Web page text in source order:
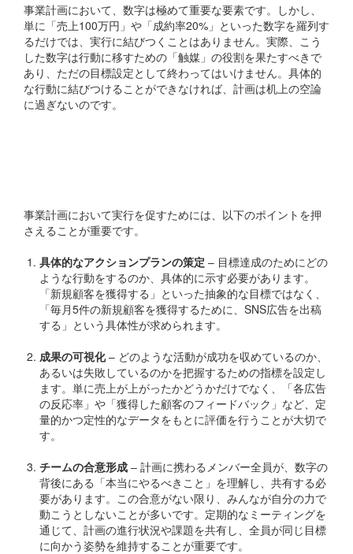
事業計画において、数字は極めて重要な要素です。しかし、
単に「売上100万円」や「成約率20%」といった数字を羅列す
るだけでは、実行に結びつくことはありません。実際、こう
した数字は行動に移すための「触媒」の役割を果たすべきで
あり、ただの目標設定として終わってはいけません。具体的
な行動に結びつけることができなければ、計画は机上の空論
に過ぎないのです。
事業計画において実行を促すためには、以下のポイントを押
さえることが重要です。
具体的なアクションプランの策定 – 目標達成のためにどの
ような行動をするのか、具体的に示す必要があります。
「新規顧客を獲得する」といった抽象的な目標ではなく、
「毎月5件の新規顧客を獲得するために、SNS広告を出稿
する」という具体性が求められます。
成果の可視化– どのような活動が成功を収めているのか、
あるいは失敗しているのかを把握するための指標を設定し
ます。単に売上が上がったかどうかだけでなく、「各広告
の反応率」や「獲得した顧客のフィードバック」など、定
量的かつ定性的なデータをもとに評価を行うことが大切で
す。
チームの合意形成 – 計画に携わるメンバー全員が、数字の
背後にある「本当にやるべきこと」を理解し、共有する必
要があります。この合意がない限り、みんなが自分の力で
動こうとしないことが多いです。定期的なミーティングを
通じて、計画の進行状況や課題を共有し、全員が同じ目標
に向かう姿勢を維持することが重要です。